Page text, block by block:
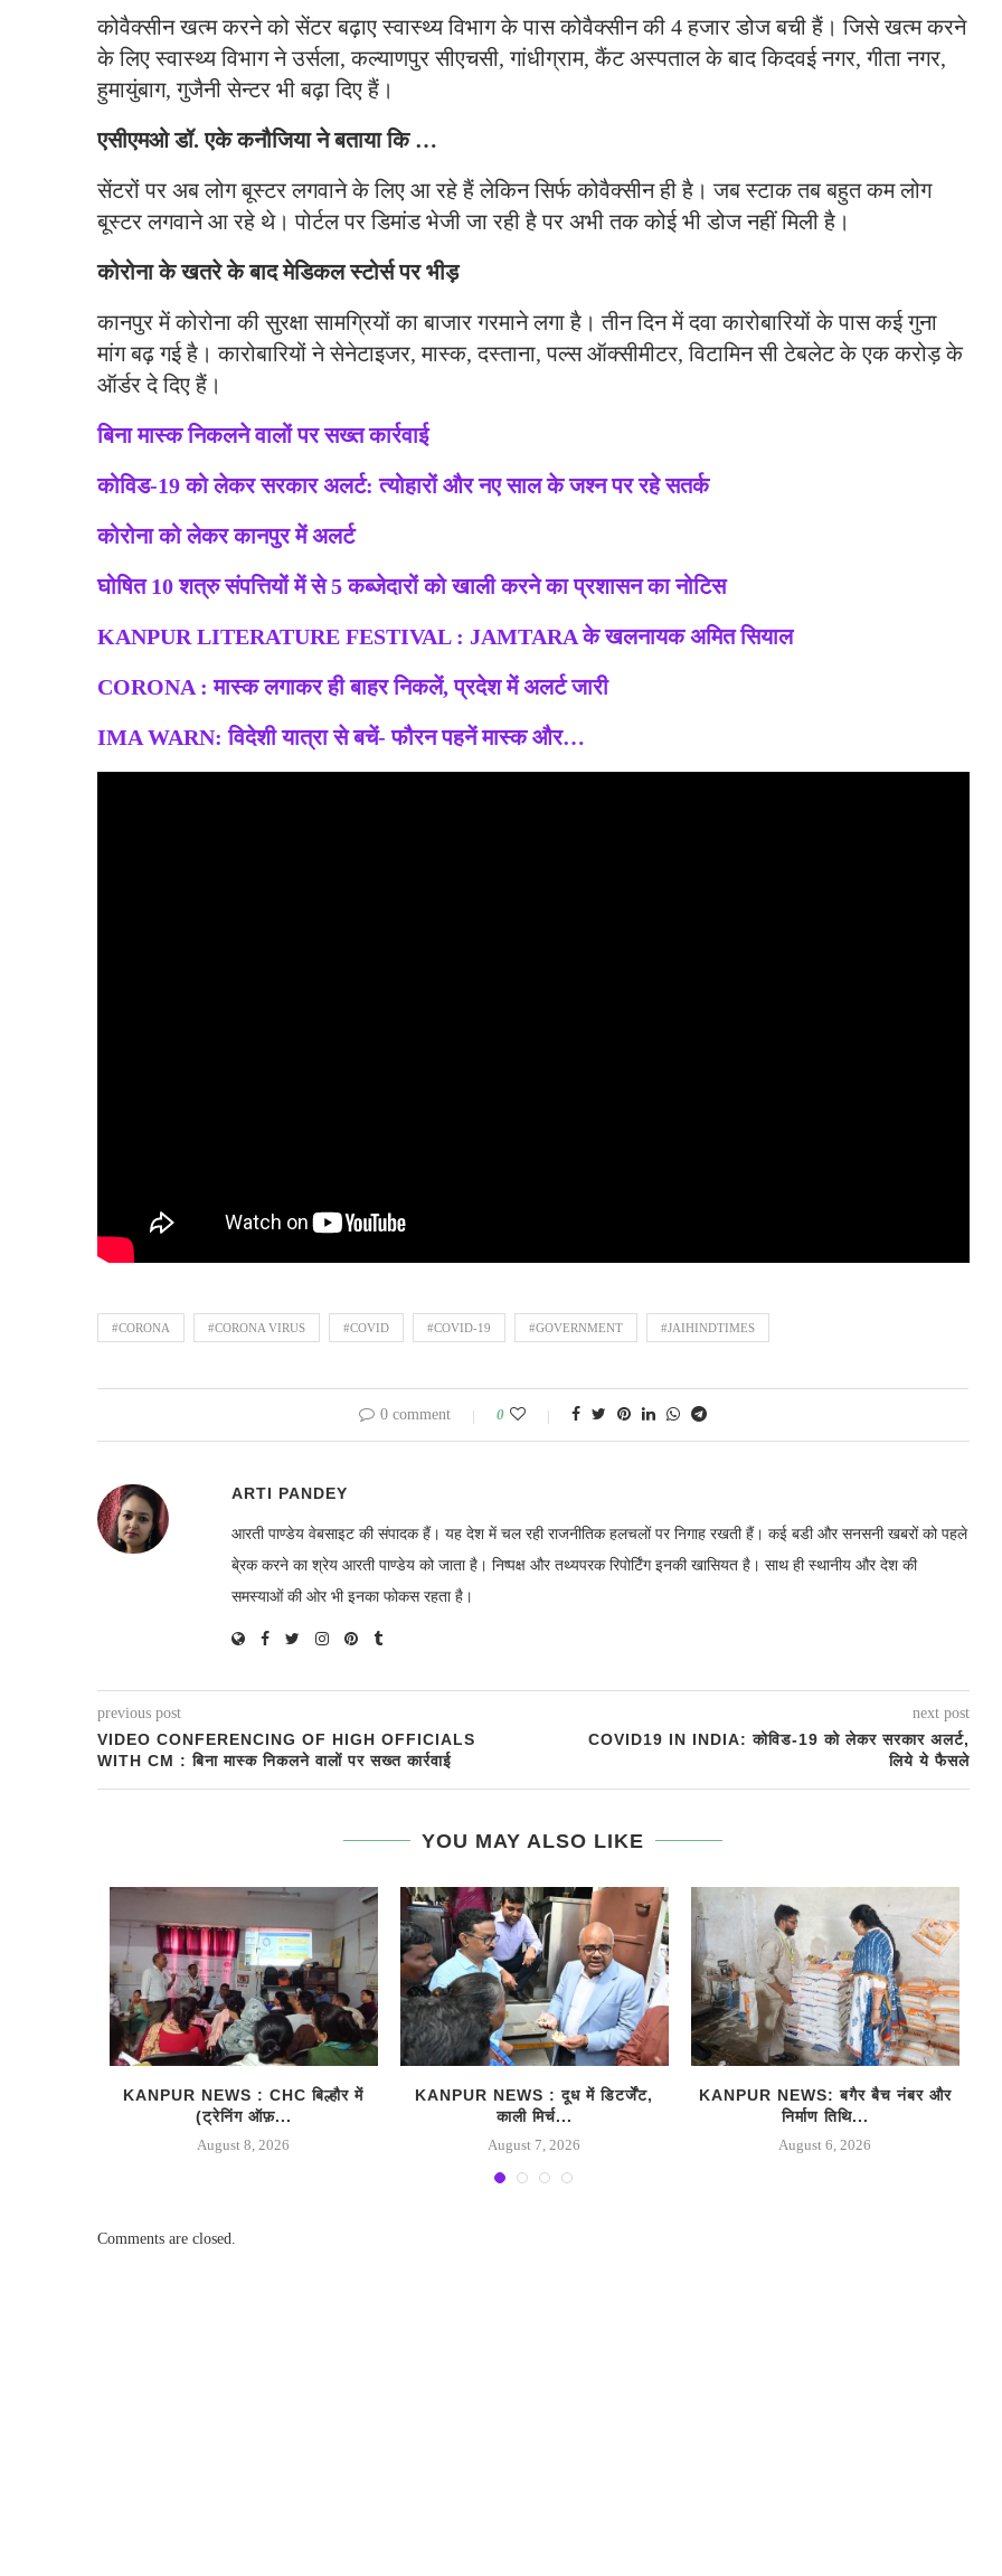
कोवैक्सीन खत्म करने को सेंटर बढ़ाए स्वास्थ्य विभाग के पास कोवैक्सीन की 4 हजार डोज बची हैं। जिसे खत्म करने
के लिए स्वास्थ्य विभाग ने उर्सला, कल्याणपुर सीएचसी, गांधीग्राम, कैंट अस्पताल के बाद किदवई नगर, गीता नगर,
हुमायुंबाग, गुजैनी सेन्टर भी बढ़ा दिए हैं।
एसीएमओ डॉ. एके कनौजिया ने बताया कि …
सेंटरों पर अब लोग बूस्टर लगवाने के लिए आ रहे हैं लेकिन सिर्फ कोवैक्सीन ही है। जब स्टाक तब बहुत कम लोग
बूस्टर लगवाने आ रहे थे। पोर्टल पर डिमांड भेजी जा रही है पर अभी तक कोई भी डोज नहीं मिली है।
कोरोना के खतरे के बाद मेडिकल स्टोर्स पर भीड़
कानपुर में कोरोना की सुरक्षा सामग्रियों का बाजार गरमाने लगा है। तीन दिन में दवा कारोबारियों के पास कई गुना
मांग बढ़ गई है। कारोबारियों ने सेनेटाइजर, मास्क, दस्ताना, पल्स ऑक्सीमीटर, विटामिन सी टेबलेट के एक करोड़ के
ऑर्डर दे दिए हैं।
बिना मास्क निकलने वालों पर सख्त कार्रवाई
कोविड-19 को लेकर सरकार अलर्ट: त्योहारों और नए साल के जश्न पर रहे सतर्क
कोरोना को लेकर कानपुर में अलर्ट
घोषित 10 शत्रु संपत्तियों में से 5 कब्जेदारों को खाली करने का प्रशासन का नोटिस
KANPUR LITERATURE FESTIVAL : JAMTARA के खलनायक अमित सियाल
CORONA : मास्क लगाकर ही बाहर निकलें, प्रदेश में अलर्ट जारी
IMA WARN: विदेशी यात्रा से बचें- फौरन पहनें मास्क और…
#CORONA #CORONA VIRUS #COVID #COVID-19 #GOVERNMENT #JAIHINDTIMES
0 comment 0
ARTI PANDEY
आरती पाण्डेय वेबसाइट की संपादक हैं। यह देश में चल रही राजनीतिक हलचलों पर निगाह रखती हैं। कई बडी और सनसनी खबरों को पहले
बे्रक करने का श्रेय आरती पाण्डेय को जाता है। निष्पक्ष और तथ्यपरक रिपोर्टिंग इनकी खासियत है। साथ ही स्थानीय और देश की
समस्याओं की ओर भी इनका फोकस रहता है।
previous post
VIDEO CONFERENCING OF HIGH OFFICIALS
WITH CM : बिना मास्क निकलने वालों पर सख्त कार्रवाई
next post
COVID19 IN INDIA: कोविड-19 को लेकर सरकार अलर्ट,
लिये ये फैसले
YOU MAY ALSO LIKE
KANPUR NEWS : CHC बिल्हौर में
(ट्रेनिंग ऑफ़...
August 8, 2026
KANPUR NEWS : दूध में डिटर्जेंट,
काली मिर्च...
August 7, 2026
KANPUR NEWS: बगैर बैच नंबर और
निर्माण तिथि...
August 6, 2026
Comments are closed.